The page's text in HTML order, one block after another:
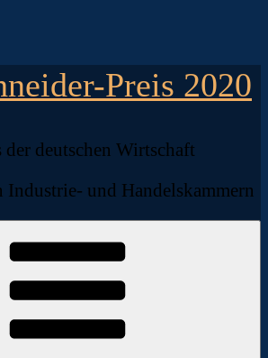
Preis 2020
deutschen Wirtschaft
Industrie- und Handelskammern